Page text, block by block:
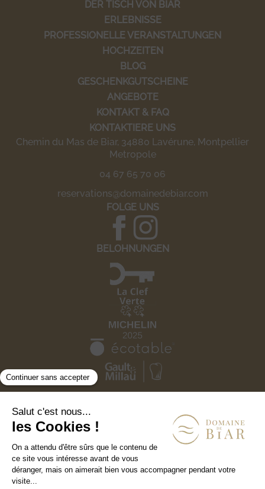
DER TISCH VON BIAR
ERLEBNISSE
PROFESSIONELLE VERANSTALTUNGEN
HOCHZEITEN
BLOG
GESCHENKGUTSCHEINE
ANGEBOTE
KONTAKT & FAQ
KONTAKTIERE UNS
Chemin du Mas de Biar, 34880 Lavérune, Montpellier
Metropole
04 67 65 70 06
reservations@domainedebiar.com
FOLGE UNS
BELOHNUNGEN